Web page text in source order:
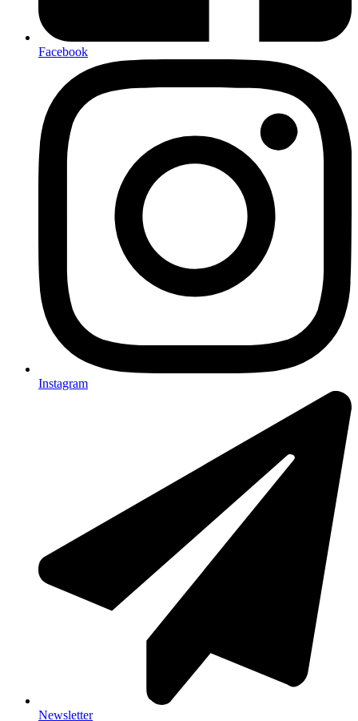
Facebook
Instagram
Newsletter